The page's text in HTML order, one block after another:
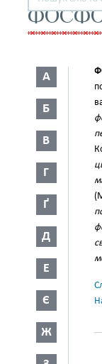
А
Б
В
Г
Ґ
Д
Е
Є
Ж